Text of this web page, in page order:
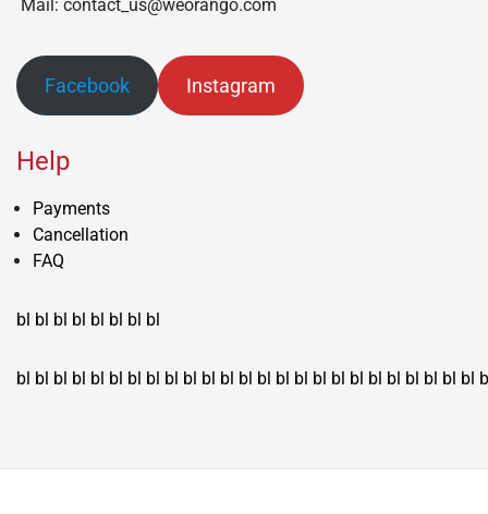
Mail: contact_us@weorango.com
Facebook Instagram
Help
Payments
Cancellation
FAQ
bl bl bl bl bl bl bl bl
bl bl bl bl bl bl bl bl bl bl bl bl bl bl bl bl bl bl bl bl bl bl bl bl bl